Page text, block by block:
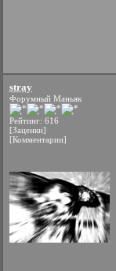
stray
Форумный Маньяк
Рейтинг: 616
[Заценки]
[Комментарии]